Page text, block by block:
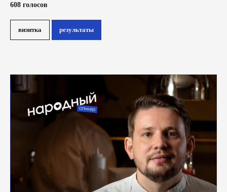
608 голосов
визитка результаты